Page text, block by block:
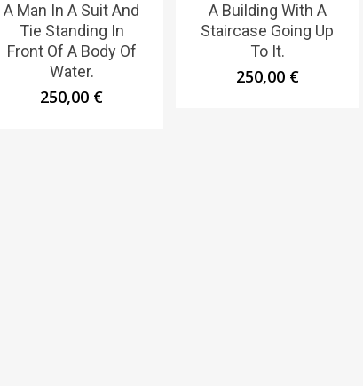
A Man In A Suit And
Tie Standing In
Front Of A Body Of
Water.
250,00 €
A Building With A
Staircase Going Up
To It.
250,00 €